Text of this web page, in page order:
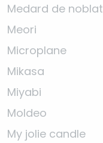
Medard de noblat
Meori
Microplane
Mikasa
Miyabi
Moldeo
My jolie candle